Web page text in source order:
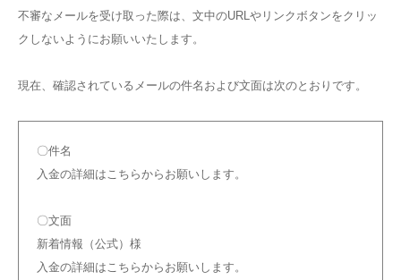
不審なメールを受け取った際は、文中のURLやリンクボタンをクリッ
クしないようにお願いいたします。
現在、確認されているメールの件名および文面は次のとおりです。
〇件名
入金の詳細はこちらからお願いします。
〇文面
新着情報（公式）様
入金の詳細はこちらからお願いします。